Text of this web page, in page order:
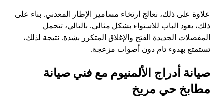
علاوة على ذلك، نعالج ارتخاء مسامير الإطار المعدني. بناء على
ذلك، يعود الباب للاستواء بشكل مثالي. بالتالي، تتحمل
المفصلات الجديدة الفتح والإغلاق المتكرر بشدة. نتيجة لذلك،
تستمتع بهدوء تام دون أصوات مزعجة.
صيانة أدراج الألمنيوم مع فني صيانة
مطابخ حي مريخ